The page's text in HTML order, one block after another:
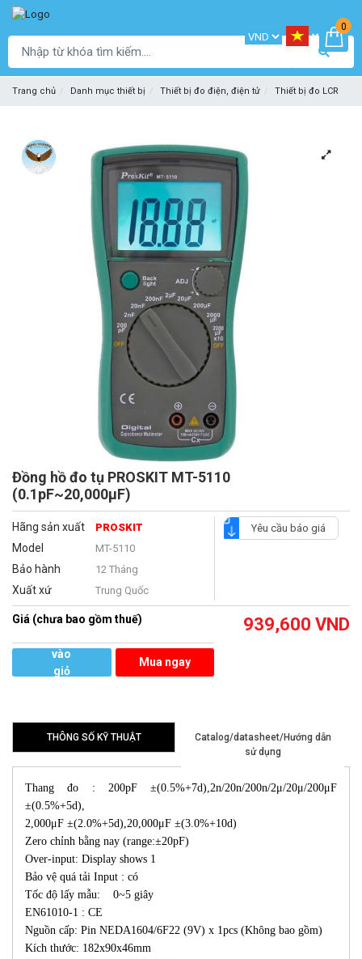
0
Trang chủ Danh mục thiết bị Thiết bị đo điện, điện tử Thiết bị đo LCR
Đồng hồ đo tụ PROSKIT MT-5110
(0.1pF~20,000μF)
Hãng sản xuất PROSKIT
Model MT-5110
Bảo hành 12 Tháng
Xuất xứ Trung Quốc
Yêu cầu báo giá
Giá (chưa bao gồm thuế) 939,600 VND
vào
giỏ
Mua ngay
THÔNG SỐ KỸ THUẬT
Catalog/datasheet/Hướng dẫn
sử dụng
Thang đo : 200pF ±(0.5%+7d),2n/20n/200n/2μ/20μ/200μF
±(0.5%+5d),
2,000μF ±(2.0%+5d),20,000μF ±(3.0%+10d)
Zero chỉnh bằng nay (range:±20pF)
Over-input: Display shows 1
Bảo vệ quá tải Input : có
Tốc độ lấy mẫu: 0~5 giây
EN61010-1 : CE
Nguồn cấp: Pin NEDA1604/6F22 (9V) x 1pcs (Không bao gồm)
Kích thước: 182x90x46mm